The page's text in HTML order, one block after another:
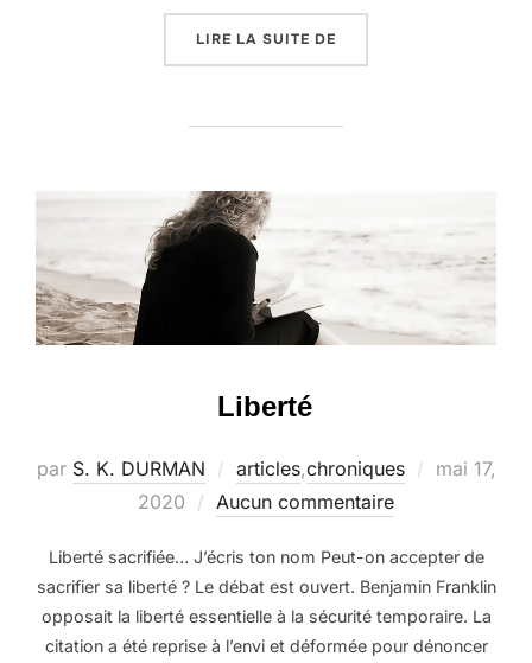
LIRE LA SUITE DE
Liberté
par S. K. DURMAN articles,chroniques
Publié
mai 17,
2020
Aucun commentaire
Liberté sacrifiée… J’écris ton nom Peut-on accepter de
sacrifier sa liberté ? Le débat est ouvert. Benjamin Franklin
opposait la liberté essentielle à la sécurité temporaire. La
citation a été reprise à l’envi et déformée pour dénoncer